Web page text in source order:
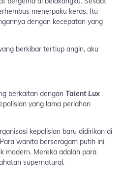
menerpaku keras. Itu
dengan kecepatan yang
berkibar tertiup angin, aku
berkaitan dengan Talent Lux
yang lama perlahan
kepolisian baru didirikan di
wanita berseragam putih ini
modern. Mereka adalah para
supernatural.